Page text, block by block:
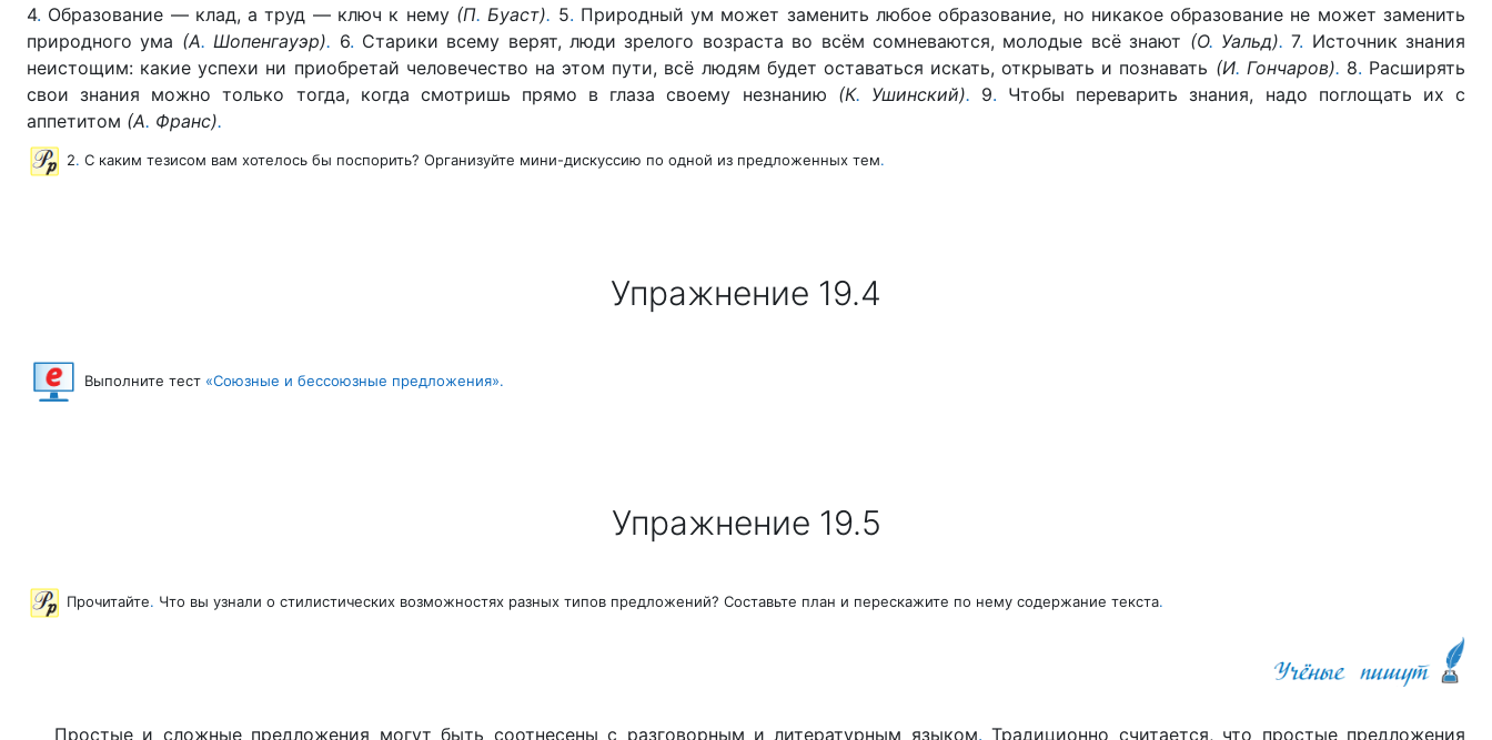
4. Образование — клад, а труд — ключ к нему (П. Буаст). 5. Природный ум может заменить любое образование, но никакое образование не может заменить
природного ума (А. Шопенгауэр). 6. Старики всему верят, люди зрелого возраста во всём сомневаются, молодые всё знают (О. Уальд). 7. Источник знания
неистощим: какие успехи ни приобретай человечество на этом пути, всё людям будет оставаться искать, открывать и познавать (И. Гончаров). 8. Расширять
свои знания можно только тогда, когда смотришь прямо в глаза своему незнанию (К. Ушинский). 9. Чтобы переварить знания, надо поглощать их с
аппетитом (А. Франс).
2. С каким тезисом вам хотелось бы поспорить? Организуйте мини-­дискуссию по одной из предложенных тем.
Упражнение 19.4
Выполните тест «Союзные и бессоюзные предложения».
Упражнение 19.5
Прочитайте. Что вы узнали о стилистических возможностях разных типов предложений? Составьте план и перескажите по нему содержание текста.
Простые и сложные предложения могут быть соотнесены с разговорным и литературным языком. Традиционно считается, что простые предложения